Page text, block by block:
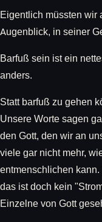
Eigentlich müssten wir
Augenblick, in seiner
Barfuß sein ist ein
anders.
Statt barfuß zu gehen
Unsere Worte sagen
den Gott, den wir an
viele gar nicht mehr,
entmenschlichen
das ist doch kein
Einzelne von Gott